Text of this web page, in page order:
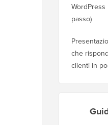
passo)
che
clienti in